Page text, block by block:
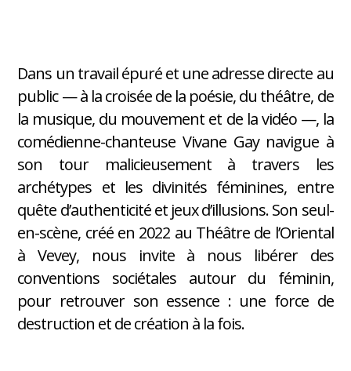
Dans un travail épuré et une adresse directe au
public — à la croisée de la poésie, du théâtre, de
la musique, du mouvement et de la vidéo —, la
comédienne-chanteuse Vivane Gay navigue à
son tour malicieusement à travers les
archétypes et les divinités féminines, entre
quête d’authenticité et jeux d’illusions. Son seul-
en-scène, créé en 2022 au Théâtre de l’Oriental
à Vevey, nous invite à nous libérer des
conventions sociétales autour du féminin,
pour retrouver son essence : une force de
destruction et de création à la fois.